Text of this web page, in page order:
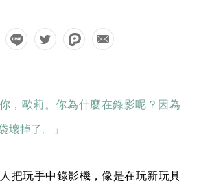
你，歐莉。你為什麼在錄影呢？因為
壞掉了。」
把玩手中錄影機，像是在玩新玩具